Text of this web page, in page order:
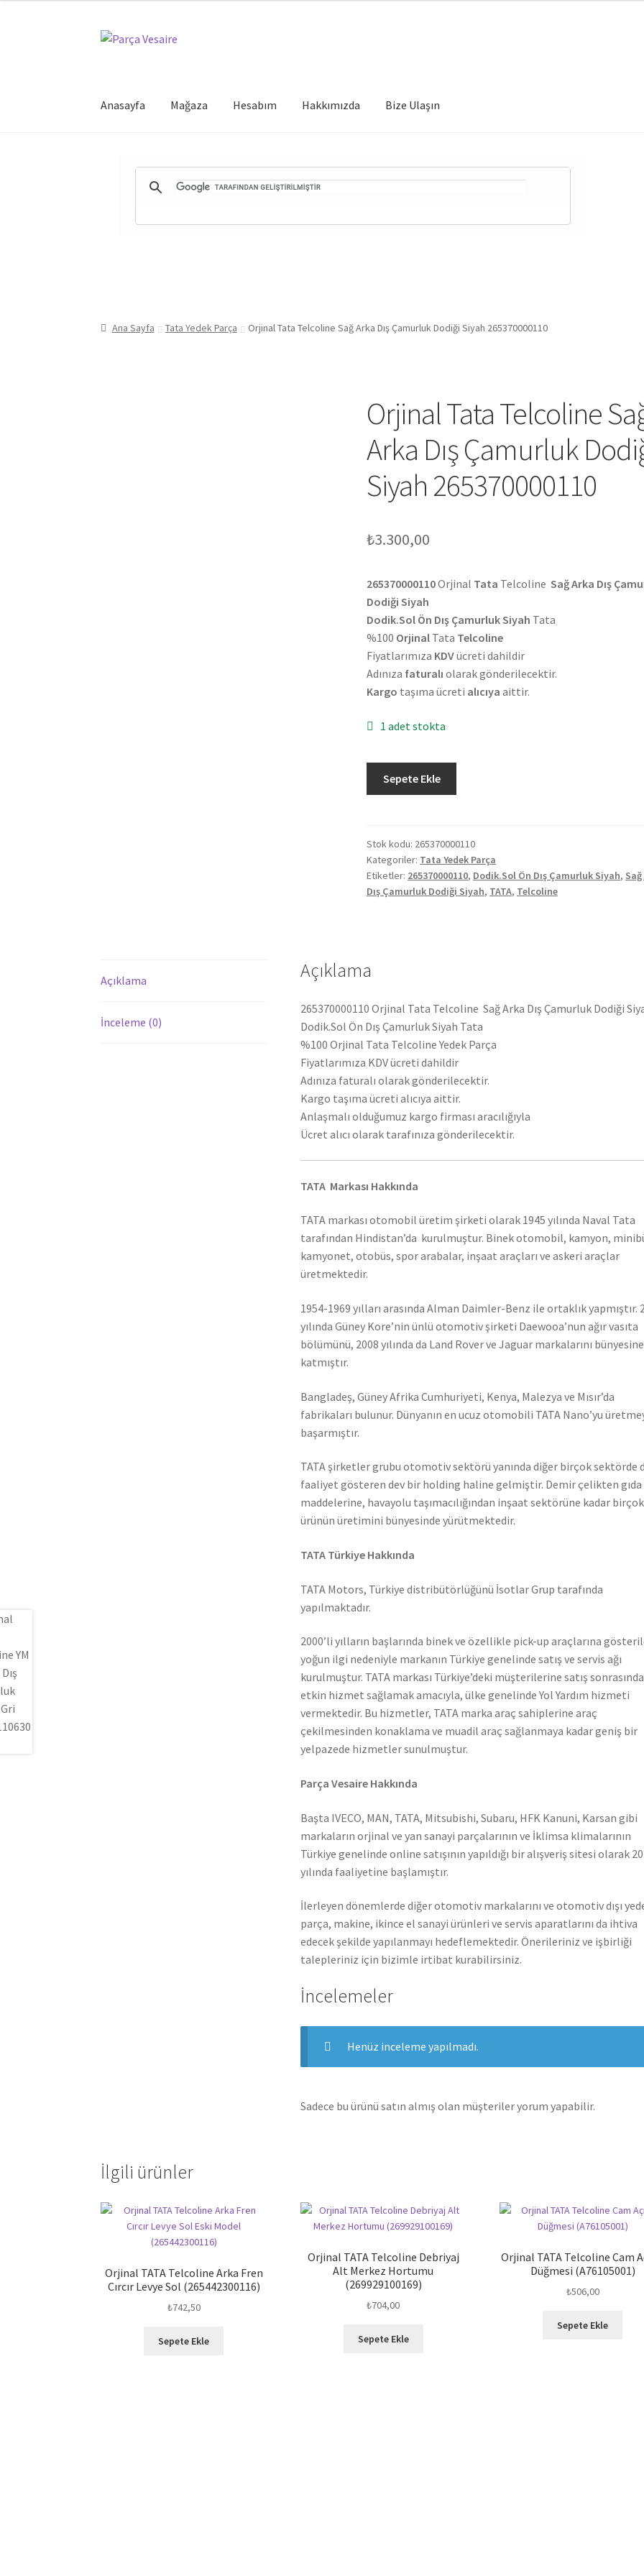
Dolaşıma
İçeriğe
Anasayfa Mağaza Hesabım Hakkımızda Bize Ulaşın
Ana Sayfa Tata Yedek Parça Orjinal Tata Telcoline Sağ Arka Dış Çamurluk Dodiği Siyah 265370000110
Orjinal Tata Telcoline
Arka Dış Çamurluk
Siyah 265370000110
₺3.300,00
265370000110Orjinal Tata TelcolineSağ Arka Dış
Dodiği Siyah
Dodik.Sol Ön Dış Çamurluk Siyah Tata
%100 Orjinal Tata Telcoline
Fiyatlarımıza KDVücreti dahildir
Adınıza faturalı olarak gönderilecektir.
Kargo taşıma ücreti alıcıya aittir.
1 adet stokta
Arka
Dış
Çamurluk
Dodiği
Sepete Ekle
Stok kodu: 265370000110
Kategoriler: Tata Yedek Parça
Etiketler: 265370000110, Dodik.Sol Ön Dış Çamurluk Siyah,
Dış Çamurluk Dodiği Siyah, TATA, Telcoline
Açıklama
İnceleme (0)
Açıklama
265370000110 Orjinal Tata Telcoline Sağ Arka Dış Çamurluk Dodiği
Dodik.Sol Ön Dış Çamurluk Siyah Tata
%100 Orjinal Tata Telcoline Yedek Parça
Fiyatlarımıza KDV ücreti dahildir
Adınıza faturalı olarak gönderilecektir.
Kargo taşıma ücreti alıcıya aittir.
Anlaşmalı olduğumuz kargo firması aracılığıyla
Ücret alıcı olarak tarafınıza gönderilecektir.
TATA Markası Hakkında
TATA markası otomobil üretim şirketi olarak 1945 yılında Naval Tata
tarafından Hindistan’da kurulmuştur. Binek otomobil, kamyon,
kamyonet, otobüs, spor arabalar, inşaat araçları ve askeri araçlar
üretmektedir.
1954-1969 yılları arasında Alman Daimler-Benz ile ortaklık yapmıştır.
yılında Güney Kore’nin ünlü otomotiv şirketi Daewooa’nun ağır vasıta
bölümünü, 2008 yılında da Land Rover ve Jaguar markalarını bünyesine
katmıştır.
Bangladeş, Güney Afrika Cumhuriyeti, Kenya, Malezya ve Mısır’da
fabrikaları bulunur. Dünyanın en ucuz otomobili TATA Nano’yu
başarmıştır.
TATA şirketler grubu otomotiv sektörü yanında diğer birçok sektörde
faaliyet gösteren dev bir holding haline gelmiştir. Demir çelikten gıda
maddelerine, havayolu taşımacılığından inşaat sektörüne kadar birçok
ürünün üretimini bünyesinde yürütmektedir.
TATA Türkiye Hakkında
TATA Motors, Türkiye distribütörlüğünü İsotlar Grup tarafında
yapılmaktadır.
2000’li yılların başlarında binek ve özellikle pick-up araçlarına
yoğun ilgi nedeniyle markanın Türkiye genelinde satış ve servis ağı
kurulmuştur. TATA markası Türkiye’deki müşterilerine satış
etkin hizmet sağlamak amacıyla, ülke genelinde Yol Yardım hizmeti
vermektedir. Bu hizmetler, TATA marka araç sahiplerine araç
çekilmesinden konaklama ve muadil araç sağlanmaya kadar geniş bir
yelpazede hizmetler sunulmuştur.
Parça Vesaire Hakkında
Başta IVECO, MAN, TATA, Mitsubishi, Subaru, HFK Kanuni, Karsan gibi
markaların orjinal ve yan sanayi parçalarının ve İklimsa klimalarının
Türkiye genelinde online satışının yapıldığı bir alışveriş sitesi olarak
yılında faaliyetine başlamıştır.
İlerleyen dönemlerde diğer otomotiv markalarını ve otomotiv dışı
parça, makine, ikince el sanayi ürünleri ve servis aparatlarını da ihtiva
edecek şekilde yapılanmayı hedeflemektedir. Önerileriniz ve işbirliği
talepleriniz için bizimle irtibat kurabilirsiniz.
İncelemeler
Henüz inceleme yapılmadı.
Sadece bu ürünü satın almış olan müşteriler yorum yapabilir.
İlgili ürünler
Orjinal TATA Telcoline Arka Fren
Cırcır Levye Sol (265442300116)
₺742,50
Sepete Ekle
Orjinal TATA Telcoline Debriyaj
Alt Merkez Hortumu
(269929100169)
₺704,00
Sepete Ekle
Orjinal TATA Telcoline Cam
Düğmesi (A76105001)
₺506,00
Sepete Ekle